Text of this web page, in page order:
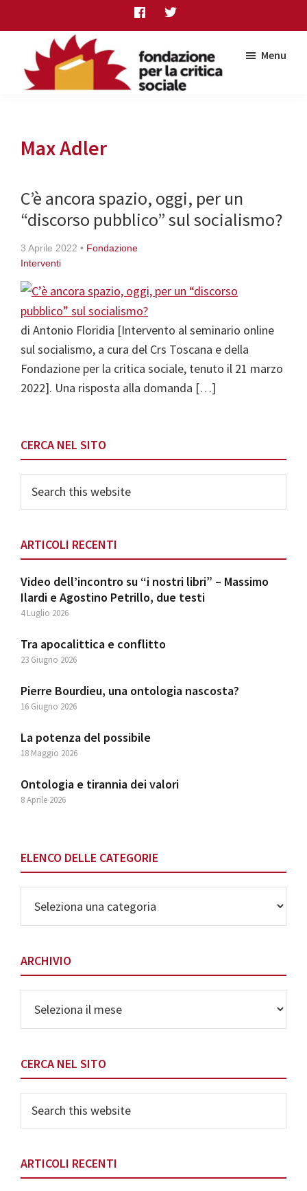
to
content
to
primary
sidebar
to
critica
sociale
Menu
Max Adler
C’è ancora spazio, oggi, per un
“discorso pubblico” sul socialismo?
3 Aprile 2022 • Fondazione
Interventi
di Antonio Floridia [Intervento al seminario online
sul socialismo, a cura del Crs Toscana e della
Fondazione per la critica sociale, tenuto il 21 marzo
2022]. Una risposta alla domanda […]
Primary
Sidebar
CERCA NEL SITO
this
ARTICOLI RECENTI
Video dell’incontro su “i nostri libri” – Massimo
Ilardi e Agostino Petrillo, due testi
4 Luglio 2026
Tra apocalittica e conflitto
23 Giugno 2026
Pierre Bourdieu, una ontologia nascosta?
16 Giugno 2026
La potenza del possibile
18 Maggio 2026
Ontologia e tirannia dei valori
8 Aprile 2026
ELENCO DELLE CATEGORIE
delle
Categorie
ARCHIVIO
CERCA NEL SITO
this
ARTICOLI RECENTI